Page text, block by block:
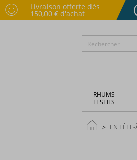
Livraison offerte dès
150,00 € d'achat
RHUMS
FESTIFS
EN